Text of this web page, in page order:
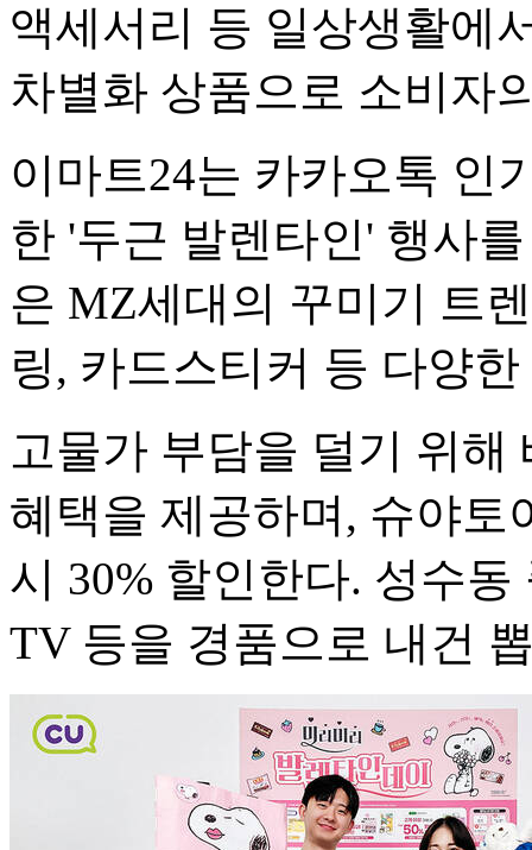
액세서리 등 일상생활에
차별화 상품으로 소비자
이마트24는 카카오톡 인
한 '두근 발렌타인' 행사
은 MZ세대의 꾸미기 트
링, 카드스티커 등 다양
고물가 부담을 덜기 위해
혜택을 제공하며, 슈야토
시 30% 할인한다. 성수
TV 등을 경품으로 내건